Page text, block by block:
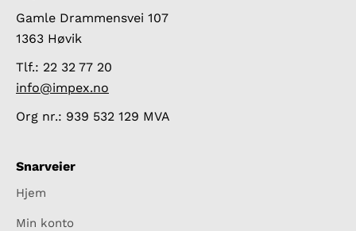
Gamle Drammensvei 107
1363 Høvik
Tlf.: 22 32 77 20
info@impex.no
Org nr.: 939 532 129 MVA
Snarveier
Hjem
Min konto